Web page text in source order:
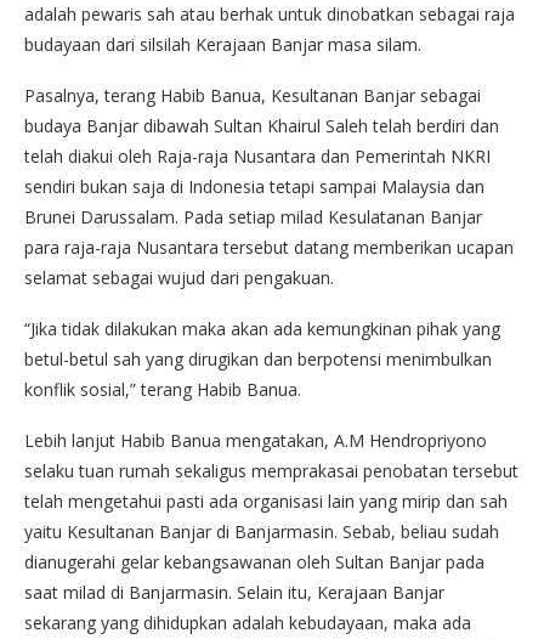
adalah pewaris sah atau berhak untuk dinobatkan sebagai raja
budayaan dari silsilah Kerajaan Banjar masa silam.
Pasalnya, terang Habib Banua, Kesultanan Banjar sebagai
budaya Banjar dibawah Sultan Khairul Saleh telah berdiri dan
telah diakui oleh Raja-raja Nusantara dan Pemerintah NKRI
sendiri bukan saja di Indonesia tetapi sampai Malaysia dan
Brunei Darussalam. Pada setiap milad Kesulatanan Banjar
para raja-raja Nusantara tersebut datang memberikan ucapan
selamat sebagai wujud dari pengakuan.
“Jika tidak dilakukan maka akan ada kemungkinan pihak yang
betul-betul sah yang dirugikan dan berpotensi menimbulkan
konflik sosial,” terang Habib Banua.
Lebih lanjut Habib Banua mengatakan, A.M Hendropriyono
selaku tuan rumah sekaligus memprakasai penobatan tersebut
telah mengetahui pasti ada organisasi lain yang mirip dan sah
yaitu Kesultanan Banjar di Banjarmasin. Sebab, beliau sudah
dianugerahi gelar kebangsawanan oleh Sultan Banjar pada
saat milad di Banjarmasin. Selain itu, Kerajaan Banjar
sekarang yang dihidupkan adalah kebudayaan, maka ada